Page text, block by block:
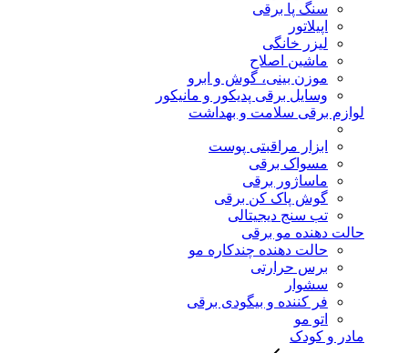
سنگ پا برقی
اپیلاتور
لیزر خانگی
ماشین اصلاح
موزن بینی، گوش و ابرو
وسایل برقی پدیکور و مانیکور
لوازم برقی سلامت و بهداشت
ابزار مراقبتی پوست
مسواک برقی
ماساژور برقی
گوش پاک کن برقی
تب سنج دیجیتالی
حالت دهنده مو برقی
حالت دهنده چندکاره مو
برس حرارتی
سشوار
فر کننده و بیگودی برقی
اتو مو
مادر و کودک